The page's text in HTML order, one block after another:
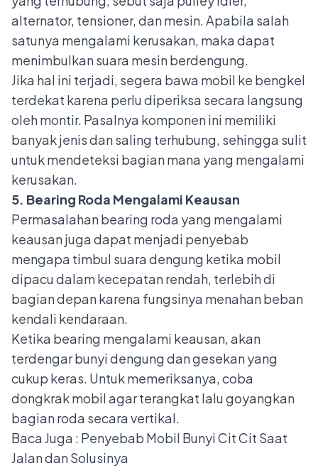
alternator, tensioner, dan mesin. Apabila salah
satunya mengalami kerusakan, maka dapat
menimbulkan suara mesin berdengung.
Jika hal ini terjadi, segera bawa mobil ke bengkel
terdekat karena perlu diperiksa secara langsung
oleh montir. Pasalnya komponen ini memiliki
banyak jenis dan saling terhubung, sehingga sulit
untuk mendeteksi bagian mana yang mengalami
kerusakan.
5. Bearing Roda Mengalami Keausan
Permasalahan bearing roda yang mengalami
keausan juga dapat menjadi penyebab
mengapa timbul suara dengung ketika mobil
dipacu dalam kecepatan rendah, terlebih di
bagian depan karena fungsinya menahan beban
kendali kendaraan.
Ketika bearing mengalami keausan, akan
terdengar bunyi dengung dan gesekan yang
cukup keras. Untuk memeriksanya, coba
dongkrak mobilagar terangkat lalu goyangkan
bagian roda secara vertikal.
Baca Juga : Penyebab Mobil Bunyi Cit Cit Saat
Jalan dan Solusinya